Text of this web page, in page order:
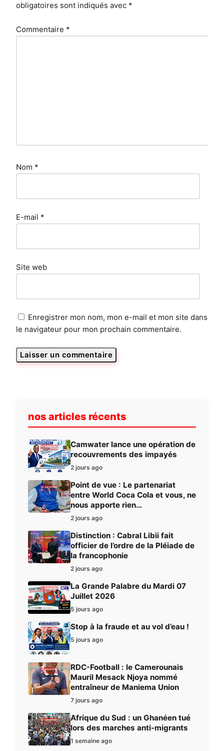
obligatoires sont indiqués avec *
Commentaire *
Nom *
E-mail *
Site web
Enregistrer mon nom, mon e-mail et mon site dans
le navigateur pour mon prochain commentaire.
nos articles récents
Camwater lance une opération de
recouvrements des impayés
2 jours ago
Point de vue : Le partenariat
entre World Coca Cola et vous, ne
nous apporte rien…
2 jours ago
Distinction : Cabral Libii fait
officier de l’ordre de la Pléiade de
la francophonie
2 jours ago
La Grande Palabre du Mardi 07
Juillet 2026
5 jours ago
Stop à la fraude et au vol d’eau !
5 jours ago
RDC-Football : le Camerounais
Mauril Mesack Njoya nommé
entraîneur de Maniema Union
7 jours ago
Afrique du Sud : un Ghanéen tué
lors des marches anti-migrants
1 semaine ago